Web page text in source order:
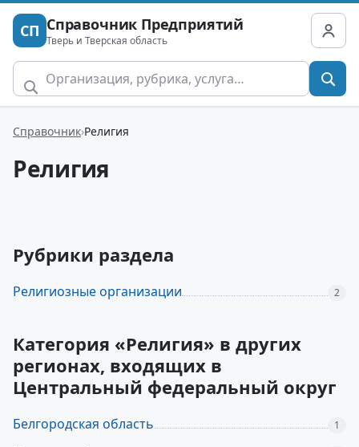
СП Справочник Предприятий
Тверь и Тверская область
Справочник Религия
Религия
Рубрики раздела
Религиозные организации 2
Категория «Религия» в других
регионах, входящих в
Центральный федеральный округ
Белгородская область 1